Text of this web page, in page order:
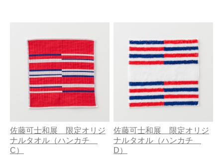
佐藤可士和展 限定オリジ
ナルタオル（ハンカチ
C）
佐藤可士和展 限定オリジ
ナルタオル（ハンカチ
D）